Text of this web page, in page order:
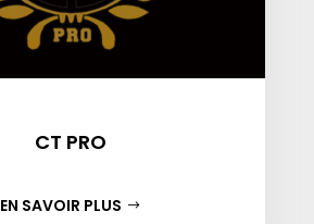
CT PRO
EN SAVOIR PLUS